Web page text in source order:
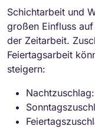
Schichtarbeit und
großen Einfluss
der Zeitarbeit.
Feiertagsarbeit
steigern: